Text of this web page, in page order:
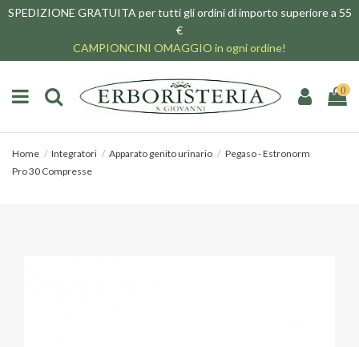
SPEDIZIONE GRATUITA per tutti gli ordini di importo superiore a 55
€
CAMPIONCINI OMAGGIO in ogni ordine!
0
Home Integratori Apparato genito urinario
Pegaso - Estronorm
Pro 30 Compresse